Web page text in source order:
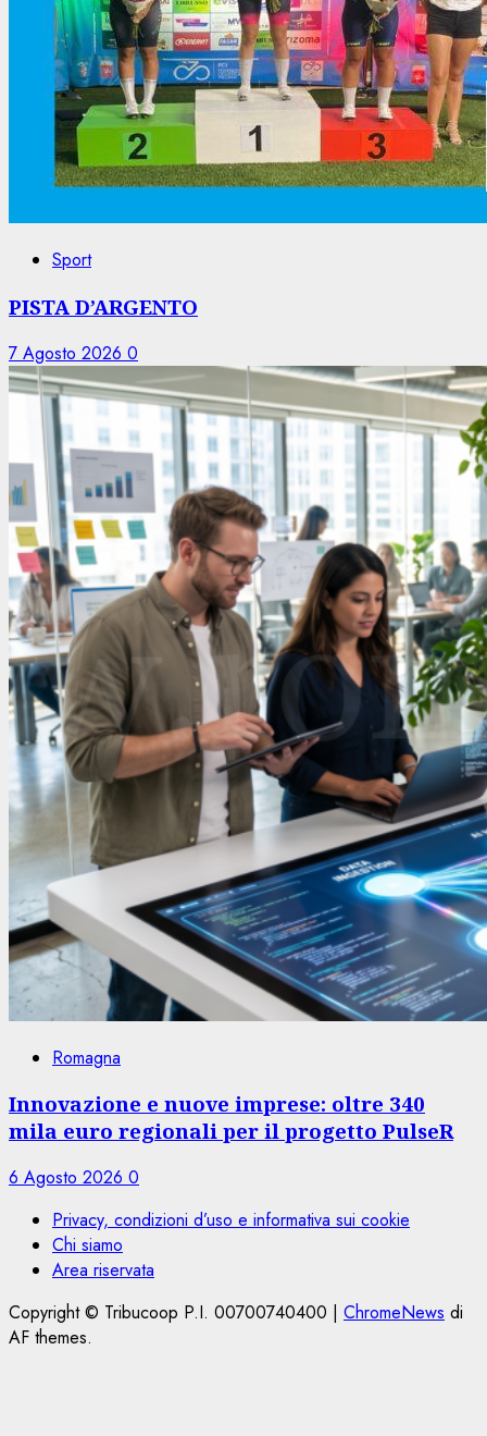
Sport
PISTA D’ARGENTO
7 Agosto 2026 0
Romagna
Innovazione e nuove imprese: oltre 340
mila euro regionali per il progetto PulseR
6 Agosto 2026 0
Privacy, condizioni d’uso e informativa sui cookie
Chi siamo
Area riservata
Copyright © Tribucoop P.I. 00700740400 | ChromeNews di
AF themes.